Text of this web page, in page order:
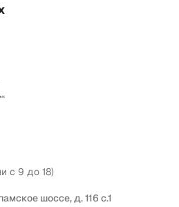
с 9 до 18)
шоссе, д. 116 с.1